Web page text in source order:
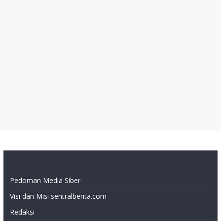
Pedoman Media Siber
Visi dan Misi sentralberita.com
Redaksi